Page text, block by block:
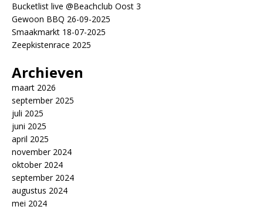
Bucketlist live @Beachclub Oost 3
Gewoon BBQ 26-09-2025
Smaakmarkt 18-07-2025
Zeepkistenrace 2025
Archieven
maart 2026
september 2025
juli 2025
juni 2025
april 2025
november 2024
oktober 2024
september 2024
augustus 2024
mei 2024